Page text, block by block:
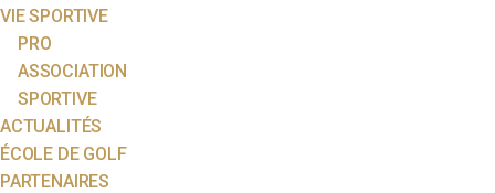
VIE SPORTIVE
PRO
ASSOCIATION
SPORTIVE
ACTUALITÉS
ÉCOLE DE GOLF
PARTENAIRES